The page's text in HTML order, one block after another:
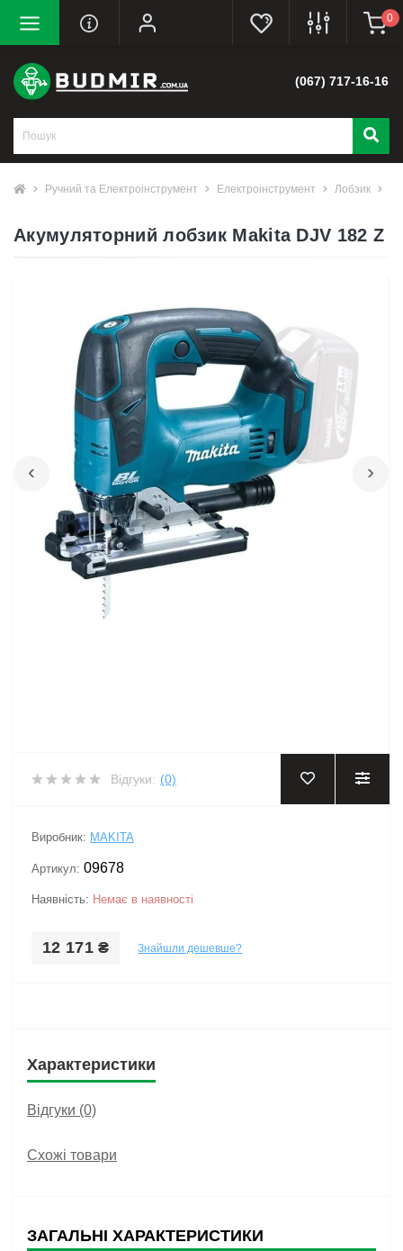
0
(067) 717-16-16
Ручний та Електроінструмент Електроінструмент Лобзик
Акумуляторний лобзик Makita DJV 182 Z
‹ ›
Відгуки: (0)
Виробник: MAKITA
Артикул: 09678
Наявність: Немає в наявності
12 171 ₴ Знайшли дешевше?
Характеристики
Відгуки (0)
Схожі товари
ЗАГАЛЬНІ ХАРАКТЕРИСТИКИ